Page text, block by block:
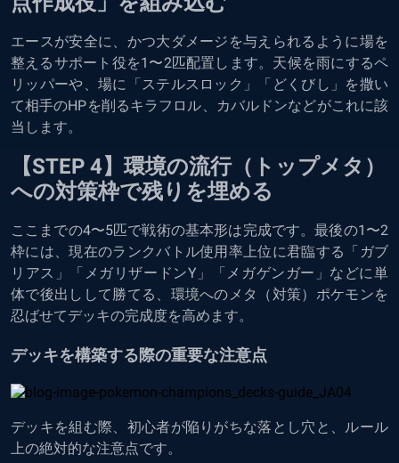
エースが安全に、かつ大ダメージを与えられるように場を
整えるサポート役を1〜2匹配置します。天候を雨にするペ
リッパーや、場に「ステルスロック」「どくびし」を撒い
て相手のHPを削るキラフロル、カバルドンなどがこれに該
当します。
【STEP 4】環境の流行（トップメタ）
への対策枠で残りを埋める
ここまでの4〜5匹で戦術の基本形は完成です。最後の1〜2
枠には、現在のランクバトル使用率上位に君臨する「ガブ
リアス」「メガリザードンY」「メガゲンガー」などに単
体で後出しして勝てる、環境へのメタ（対策）ポケモンを
忍ばせてデッキの完成度を高めます。
デッキを構築する際の重要な注意点
デッキを組む際、初心者が陥りがちな落とし穴と、ルール
上の絶対的な注意点です。